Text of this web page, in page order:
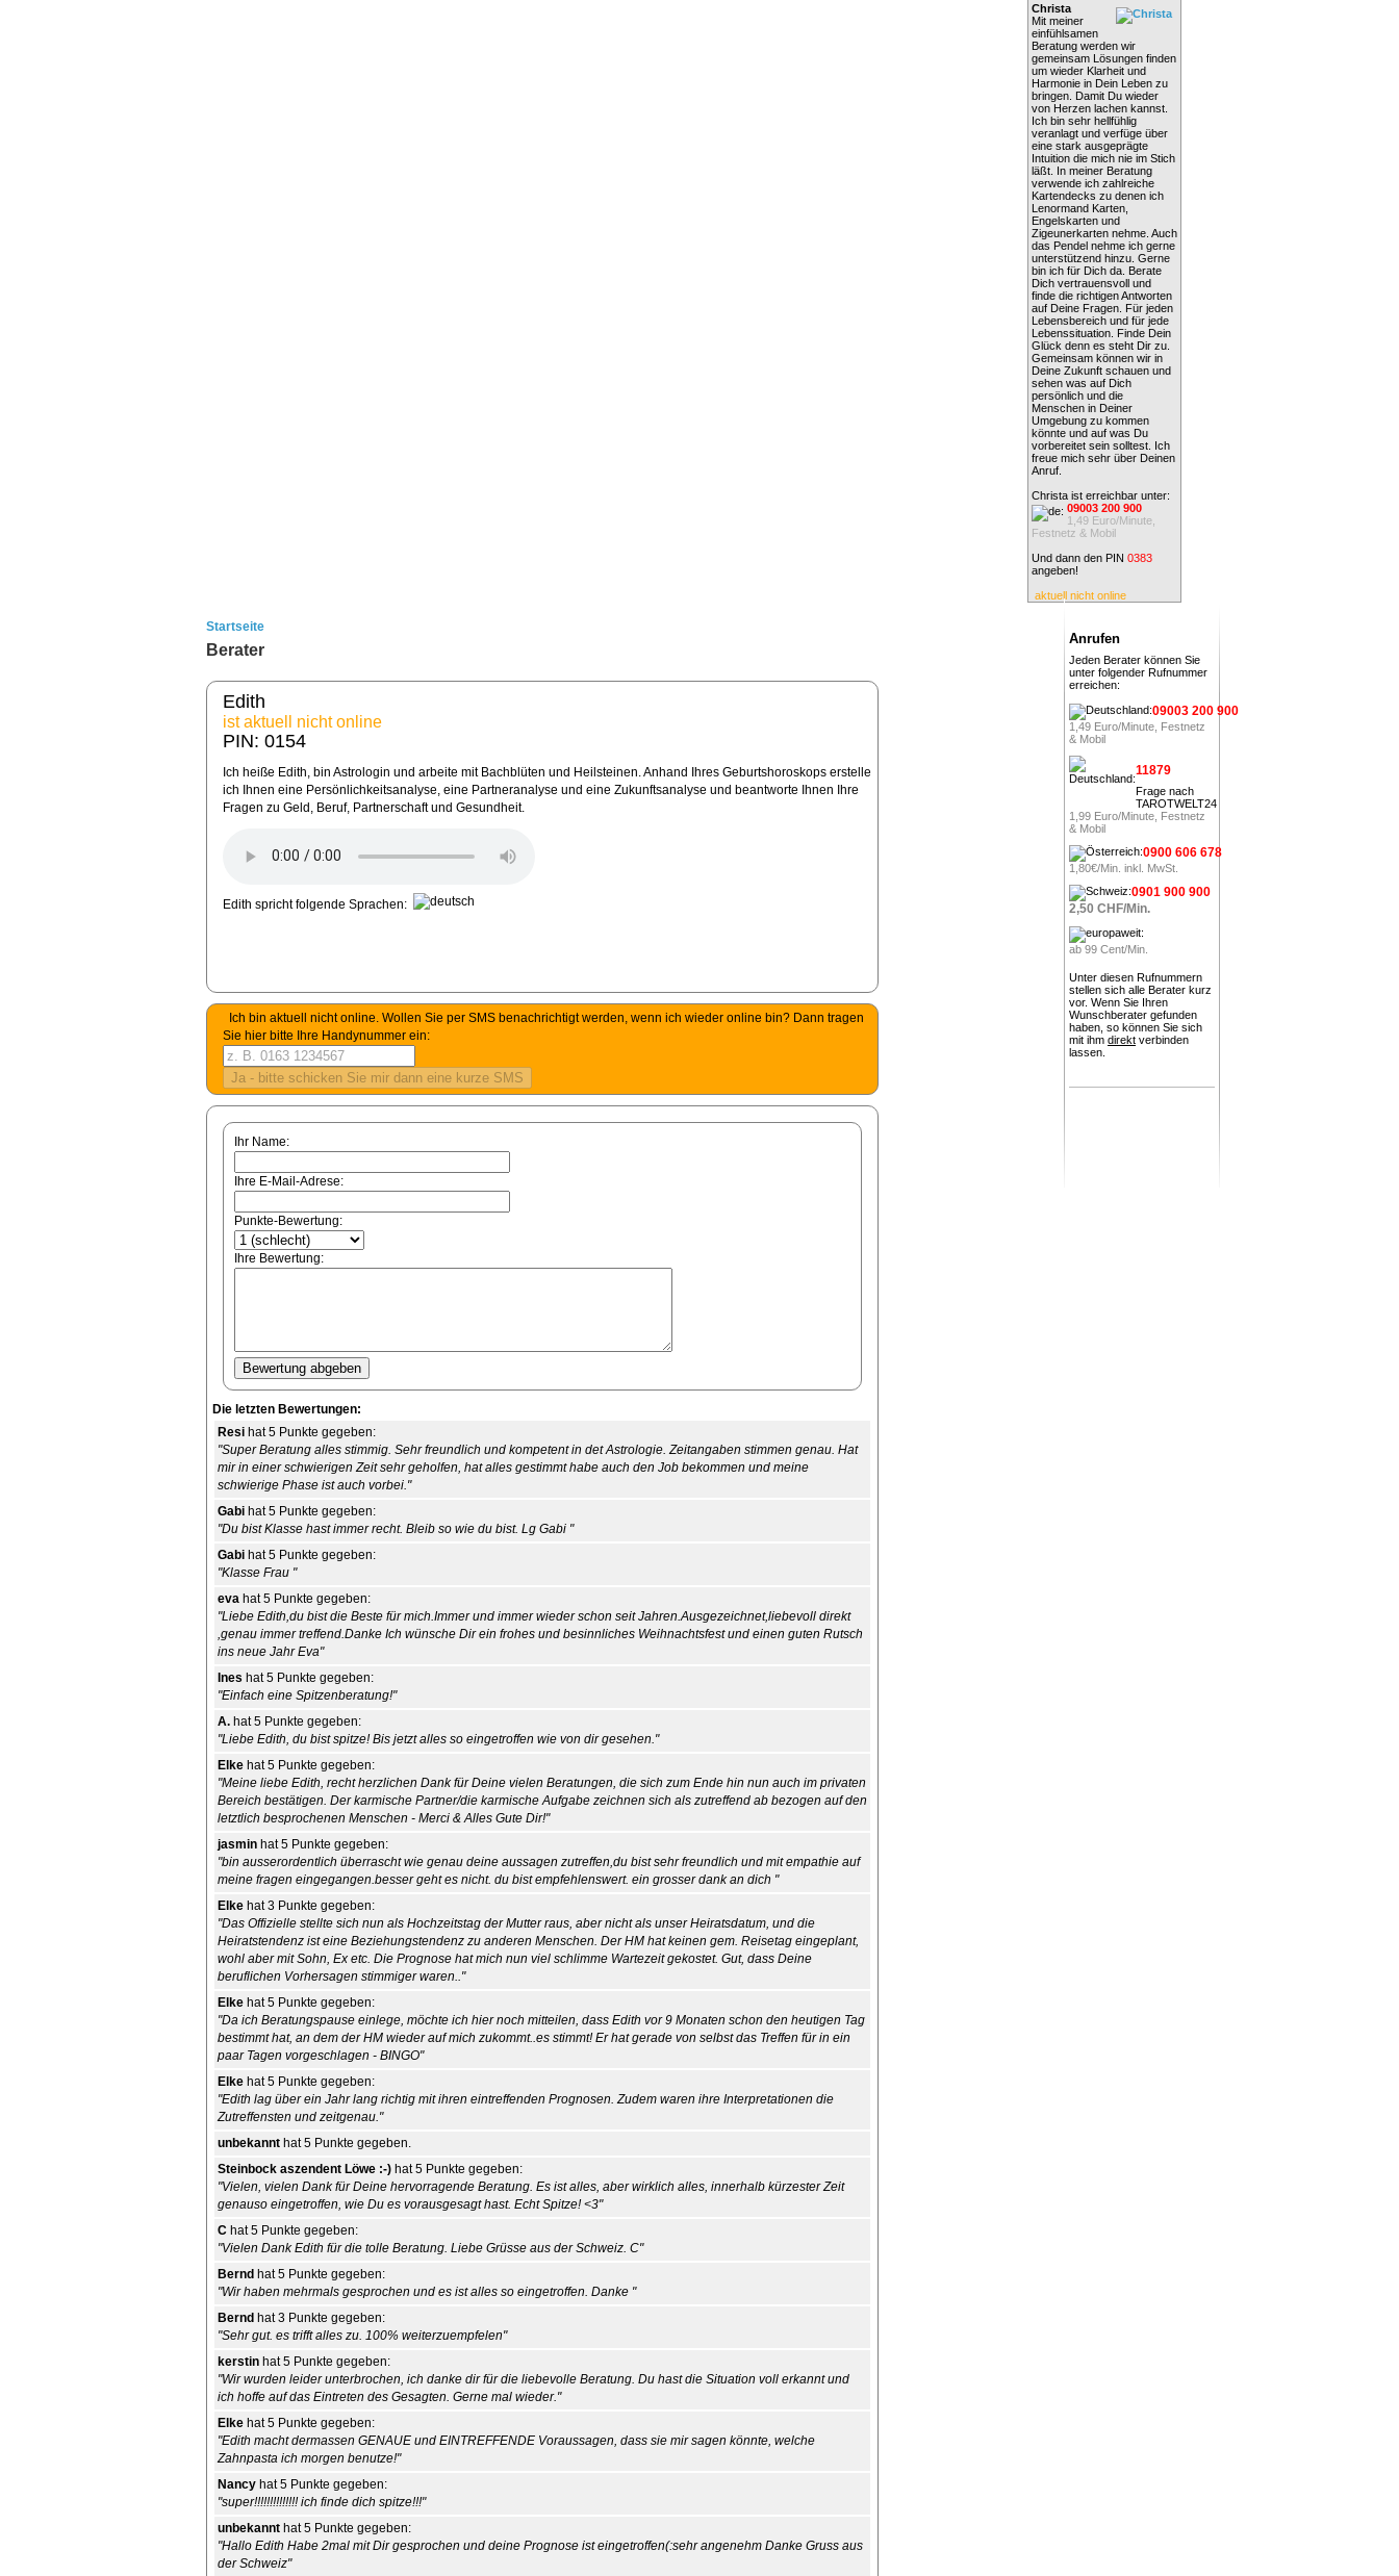
Christa
Mit meiner
einfühlsamen
Beratung werden wir
gemeinsam Lösungen finden
um wieder Klarheit und
Harmonie in Dein Leben zu
bringen. Damit Du wieder
von Herzen lachen kannst.
Ich bin sehr hellfühlig
veranlagt und verfüge über
eine stark ausgeprägte
Intuition die mich nie im Stich
läßt. In meiner Beratung
verwende ich zahlreiche
Kartendecks zu denen ich
Lenormand Karten,
Engelskarten und
Zigeunerkarten nehme. Auch
das Pendel nehme ich gerne
unterstützend hinzu. Gerne
bin ich für Dich da. Berate
Dich vertrauensvoll und
finde die richtigen Antworten
auf Deine Fragen. Für jeden
Lebensbereich und für jede
Lebenssituation. Finde Dein
Glück denn es steht Dir zu.
Gemeinsam können wir in
Deine Zukunft schauen und
sehen was auf Dich
persönlich und die
Menschen in Deiner
Umgebung zu kommen
könnte und auf was Du
vorbereitet sein solltest. Ich
freue mich sehr über Deinen
Anruf.
Christa ist erreichbar unter:
09003 200 900
1,49 Euro/Minute,
Festnetz & Mobil
Und dann den PIN 0383
angeben!
aktuell nicht online
Startseite
Berater
Edith
ist aktuell nicht online
PIN: 0154
Ich heiße Edith, bin Astrologin und arbeite mit Bachblüten und Heilsteinen. Anhand Ihres Geburtshoroskops erstelle
ich Ihnen eine Persönlichkeitsanalyse, eine Partneranalyse und eine Zukunftsanalyse und beantworte Ihnen Ihre
Fragen zu Geld, Beruf, Partnerschaft und Gesundheit.
Edith spricht folgende Sprachen:
Ich bin aktuell nicht online. Wollen Sie per SMS benachrichtigt werden, wenn ich wieder online bin? Dann tragen
Sie hier bitte Ihre Handynummer ein:
Ihr Name:
Ihre E-Mail-Adrese:
Punkte-Bewertung:
Ihre Bewertung:
Die letzten Bewertungen:
Resi hat 5 Punkte gegeben:
"Super Beratung alles stimmig. Sehr freundlich und kompetent in det Astrologie. Zeitangaben stimmen genau. Hat
mir in einer schwierigen Zeit sehr geholfen, hat alles gestimmt habe auch den Job bekommen und meine
schwierige Phase ist auch vorbei."
Gabi hat 5 Punkte gegeben:
"Du bist Klasse hast immer recht. Bleib so wie du bist. Lg Gabi "
Gabi hat 5 Punkte gegeben:
"Klasse Frau "
eva hat 5 Punkte gegeben:
"Liebe Edith,du bist die Beste für mich.Immer und immer wieder schon seit Jahren.Ausgezeichnet,liebevoll direkt
,genau immer treffend.Danke Ich wünsche Dir ein frohes und besinnliches Weihnachtsfest und einen guten Rutsch
ins neue Jahr Eva"
Ines hat 5 Punkte gegeben:
"Einfach eine Spitzenberatung!"
A. hat 5 Punkte gegeben:
"Liebe Edith, du bist spitze! Bis jetzt alles so eingetroffen wie von dir gesehen."
Elke hat 5 Punkte gegeben:
"Meine liebe Edith, recht herzlichen Dank für Deine vielen Beratungen, die sich zum Ende hin nun auch im privaten
Bereich bestätigen. Der karmische Partner/die karmische Aufgabe zeichnen sich als zutreffend ab bezogen auf den
letztlich besprochenen Menschen - Merci & Alles Gute Dir!"
jasmin hat 5 Punkte gegeben:
"bin ausserordentlich überrascht wie genau deine aussagen zutreffen,du bist sehr freundlich und mit empathie auf
meine fragen eingegangen.besser geht es nicht. du bist empfehlenswert. ein grosser dank an dich "
Elke hat 3 Punkte gegeben:
"Das Offizielle stellte sich nun als Hochzeitstag der Mutter raus, aber nicht als unser Heiratsdatum, und die
Heiratstendenz ist eine Beziehungstendenz zu anderen Menschen. Der HM hat keinen gem. Reisetag eingeplant,
wohl aber mit Sohn, Ex etc. Die Prognose hat mich nun viel schlimme Wartezeit gekostet. Gut, dass Deine
beruflichen Vorhersagen stimmiger waren.."
Elke hat 5 Punkte gegeben:
"Da ich Beratungspause einlege, möchte ich hier noch mitteilen, dass Edith vor 9 Monaten schon den heutigen Tag
bestimmt hat, an dem der HM wieder auf mich zukommt..es stimmt! Er hat gerade von selbst das Treffen für in ein
paar Tagen vorgeschlagen - BINGO"
Elke hat 5 Punkte gegeben:
"Edith lag über ein Jahr lang richtig mit ihren eintreffenden Prognosen. Zudem waren ihre Interpretationen die
Zutreffensten und zeitgenau."
unbekannt hat 5 Punkte gegeben.
Steinbock aszendent Löwe :-) hat 5 Punkte gegeben:
"Vielen, vielen Dank für Deine hervorragende Beratung. Es ist alles, aber wirklich alles, innerhalb kürzester Zeit
genauso eingetroffen, wie Du es vorausgesagt hast. Echt Spitze! <3"
C hat 5 Punkte gegeben:
"Vielen Dank Edith für die tolle Beratung. Liebe Grüsse aus der Schweiz. C"
Bernd hat 5 Punkte gegeben:
"Wir haben mehrmals gesprochen und es ist alles so eingetroffen. Danke "
Bernd hat 3 Punkte gegeben:
"Sehr gut. es trifft alles zu. 100% weiterzuempfelen"
kerstin hat 5 Punkte gegeben:
"Wir wurden leider unterbrochen, ich danke dir für die liebevolle Beratung. Du hast die Situation voll erkannt und
ich hoffe auf das Eintreten des Gesagten. Gerne mal wieder."
Elke hat 5 Punkte gegeben:
"Edith macht dermassen GENAUE und EINTREFFENDE Voraussagen, dass sie mir sagen könnte, welche
Zahnpasta ich morgen benutze!"
Nancy hat 5 Punkte gegeben:
"super!!!!!!!!!!!!!! ich finde dich spitze!!!"
unbekannt hat 5 Punkte gegeben:
"Hallo Edith Habe 2mal mit Dir gesprochen und deine Prognose ist eingetroffen(:sehr angenehm Danke Gruss aus
der Schweiz"
Anrufen
Jeden Berater können Sie
unter folgender Rufnummer
erreichen:
09003 200 900
1,49 Euro/Minute, Festnetz
& Mobil
11879
Frage nach
TAROTWELT24
1,99 Euro/Minute, Festnetz
& Mobil
0900 606 678
1,80€/Min. inkl. MwSt.
0901 900 900
2,50 CHF/Min.
ab 99 Cent/Min.
Unter diesen Rufnummern
stellen sich alle Berater kurz
vor. Wenn Sie Ihren
Wunschberater gefunden
haben, so können Sie sich
mit ihm direkt verbinden
lassen.